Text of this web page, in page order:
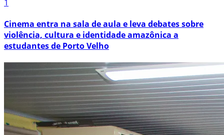
1
Cinema entra na sala de aula e leva debates sobre
violência, cultura e identidade amazônica a
estudantes de Porto Velho